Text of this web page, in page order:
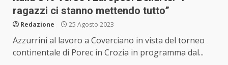
ragazzi ci stanno mettendo tutto”
Redazione 25 Agosto 2023
Azzurrini al lavoro a Coverciano in vista del torneo
continentale di Porec in Crozia in programma dal...